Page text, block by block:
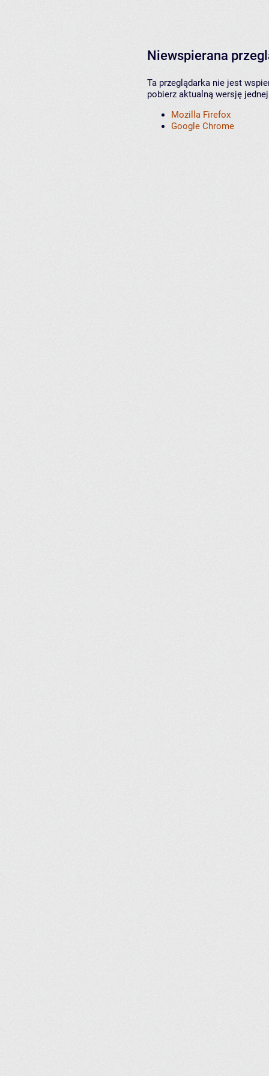
Niewspierana
Ta przeglądarka nie jest
pobierz aktualną wersję
Mozilla Firefox
Google Chrome